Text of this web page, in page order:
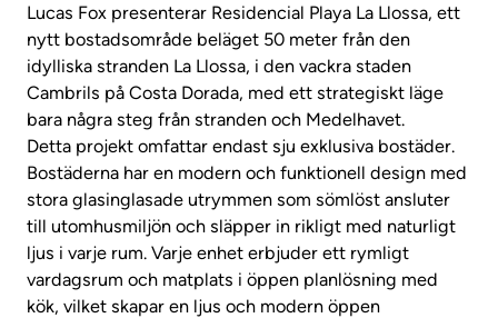
Lucas Fox presenterar Residencial Playa La Llossa, ett
nytt bostadsområde beläget 50 meter från den
idylliska stranden La Llossa, i den vackra staden
Cambrils på Costa Dorada, med ett strategiskt läge
bara några steg från stranden och Medelhavet.
Detta projekt omfattar endast sju exklusiva bostäder.
Bostäderna har en modern och funktionell design med
stora glasinglasade utrymmen som sömlöst ansluter
till utomhusmiljön och släpper in rikligt med naturligt
ljus i varje rum. Varje enhet erbjuder ett rymligt
vardagsrum och matplats i öppen planlösning med
kök, vilket skapar en ljus och modern öppen